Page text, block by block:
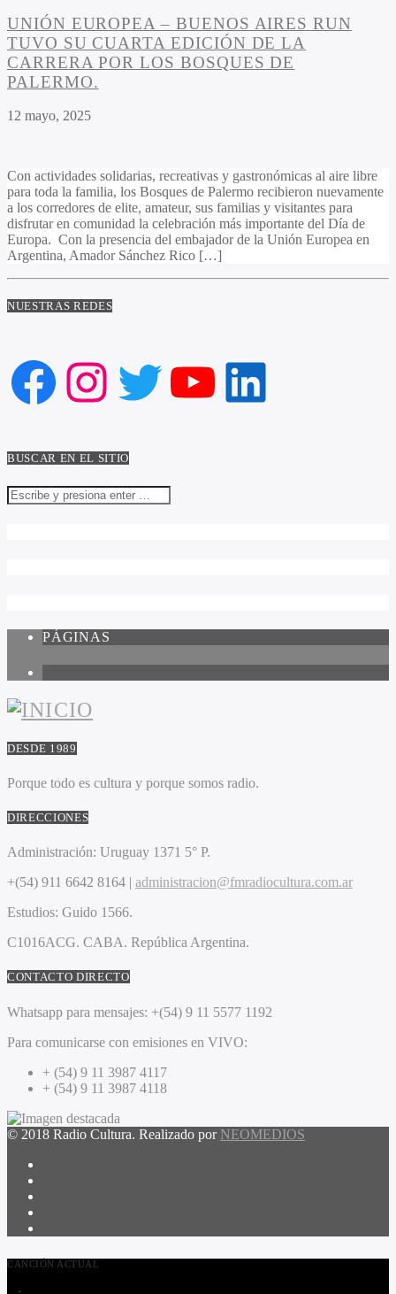
UNIÓN EUROPEA – BUENOS AIRES RUN
TUVO SU CUARTA EDICIÓN DE LA
CARRERA POR LOS BOSQUES DE
PALERMO.
12 mayo, 2025
Con actividades solidarias, recreativas y gastronómicas al aire libre
para toda la familia, los Bosques de Palermo recibieron nuevamente
a los corredores de elite, amateur, sus familias y visitantes para
disfrutar en comunidad la celebración más importante del Día de
Europa. Con la presencia del embajador de la Unión Europea en
Argentina, Amador Sánchez Rico […]
NUESTRAS REDES
Facebook
Instagram
Twitter
YouTube
LinkedIn
BUSCAR EN EL SITIO
PÁGINAS
DESDE 1989
Porque todo es cultura y porque somos radio.
DIRECCIONES
Administración: Uruguay 1371 5° P.
+(54) 911 6642 8164 | administracion@fmradiocultura.com.ar
Estudios: Guido 1566.
C1016ACG. CABA. República Argentina.
CONTACTO DIRECTO
Whatsapp para mensajes: +(54) 9 11 5577 1192
Para comunicarse con emisiones en VIVO:
+ (54) 9 11 3987 4117
+ (54) 9 11 3987 4118
© 2018 Radio Cultura. Realizado por NEOMEDIOS
CANCIÓN ACTUAL